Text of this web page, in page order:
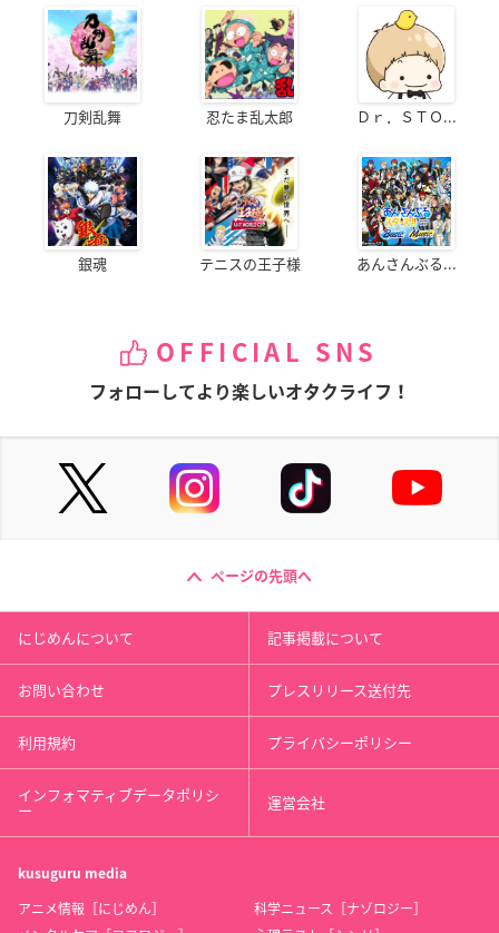
刀剣乱舞 忍たま乱太郎 Ｄｒ．ＳＴＯ...
銀魂 テニスの王子様 あんさんぶる...
OFFICIAL SNS
フォローしてより楽しいオタクライフ！
ページの先頭へ
にじめんについて 記事掲載について
お問い合わせ プレスリリース送付先
利用規約 プライバシーポリシー
インフォマティブデータポリシ
ー 運営会社
kusuguru media
アニメ情報［にじめん］
科学ニュース［ナゾロジー］